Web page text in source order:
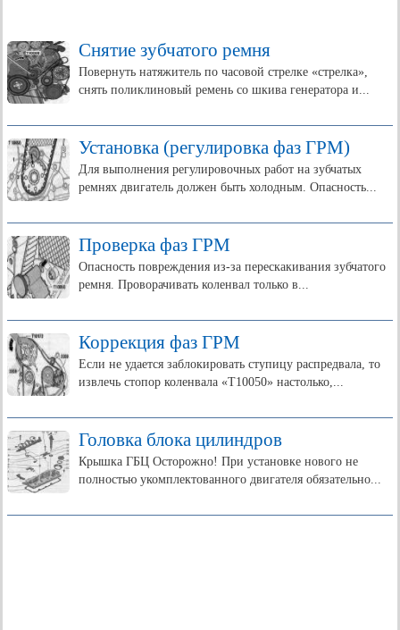
Снятие зубчатого ремня
Повернуть натяжитель по часовой стрелке «стрелка»,
снять поликлиновый ремень со шкива генератора и...
Установка (регулировка фаз ГРМ)
Для выполнения регулировочных работ на зубчатых
ремнях двигатель должен быть холодным. Опасность...
Проверка фаз ГРМ
Опасность повреждения из-за перескакивания зубчатого
ремня. Проворачивать коленвал только в...
Коррекция фаз ГРМ
Если не удается заблокировать ступицу распредвала, то
извлечь стопор коленвала «Т10050» настолько,...
Головка блока цилиндров
Крышка ГБЦ Осторожно! При установке нового не
полностью укомплектованного двигателя обязательно...